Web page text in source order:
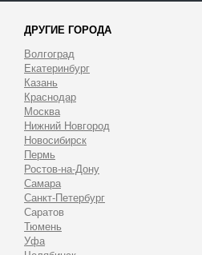
ДРУГИЕ ГОРОДА
Волгоград
Екатеринбург
Казань
Краснодар
Москва
Нижний Новгород
Новосибирск
Пермь
Ростов-на-Дону
Самара
Санкт-Петербург
Саратов
Тюмень
Уфа